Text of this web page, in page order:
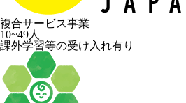
複合サービス事業
10~49人
課外学習等の受け入れ有り